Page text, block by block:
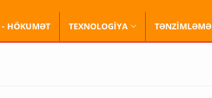
- HÖKUMƏT TEXNOLOGİYA TƏNZİMLƏMƏ